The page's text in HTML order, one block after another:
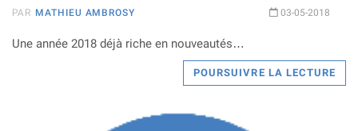
PAR MATHIEU AMBROSY 03-05-2018
Une année 2018 déjà riche en nouveautés…
POURSUIVRE LA LECTURE